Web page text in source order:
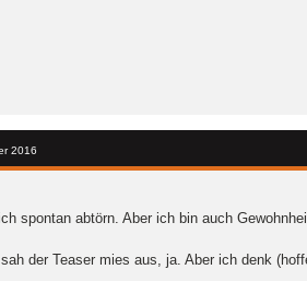
2016
spontan abtörn. Aber ich bin auch
der Teaser mies aus, ja. Aber ich denk